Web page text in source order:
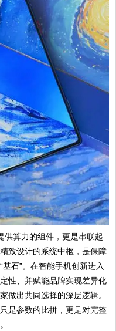
供算力的组件，更是串联起
致设计的系统中枢，是保障
石”。在智能手机创新进入
性、并赋能品牌实现差异化
做出共同选择的深层逻辑。
是参数的比拼，更是对完整